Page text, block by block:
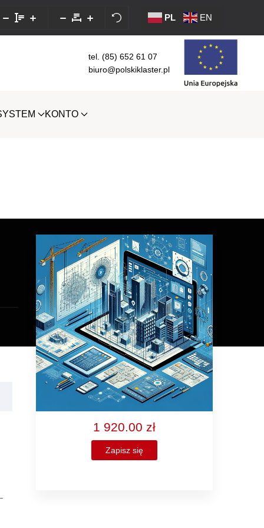
EN
PL
tel. (85) 652 61 07
biuro@polskiklaster.pl
KONTO
1 920.00 zł
Zapisz się